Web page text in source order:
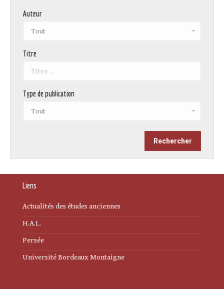
Auteur
Titre
Type de publication
Liens
Actualités des études anciennes
H.A.L.
Persée
Université Bordeaux Montaigne